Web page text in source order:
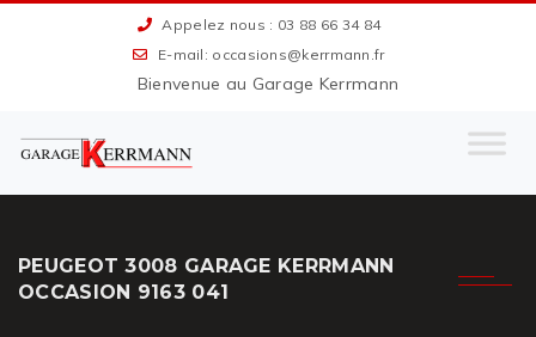
Appelez nous : 03 88 66 34 84
E-mail: occasions@kerrmann.fr
Bienvenue au Garage Kerrmann
PEUGEOT 3008 GARAGE KERRMANN
OCCASION 9163 041